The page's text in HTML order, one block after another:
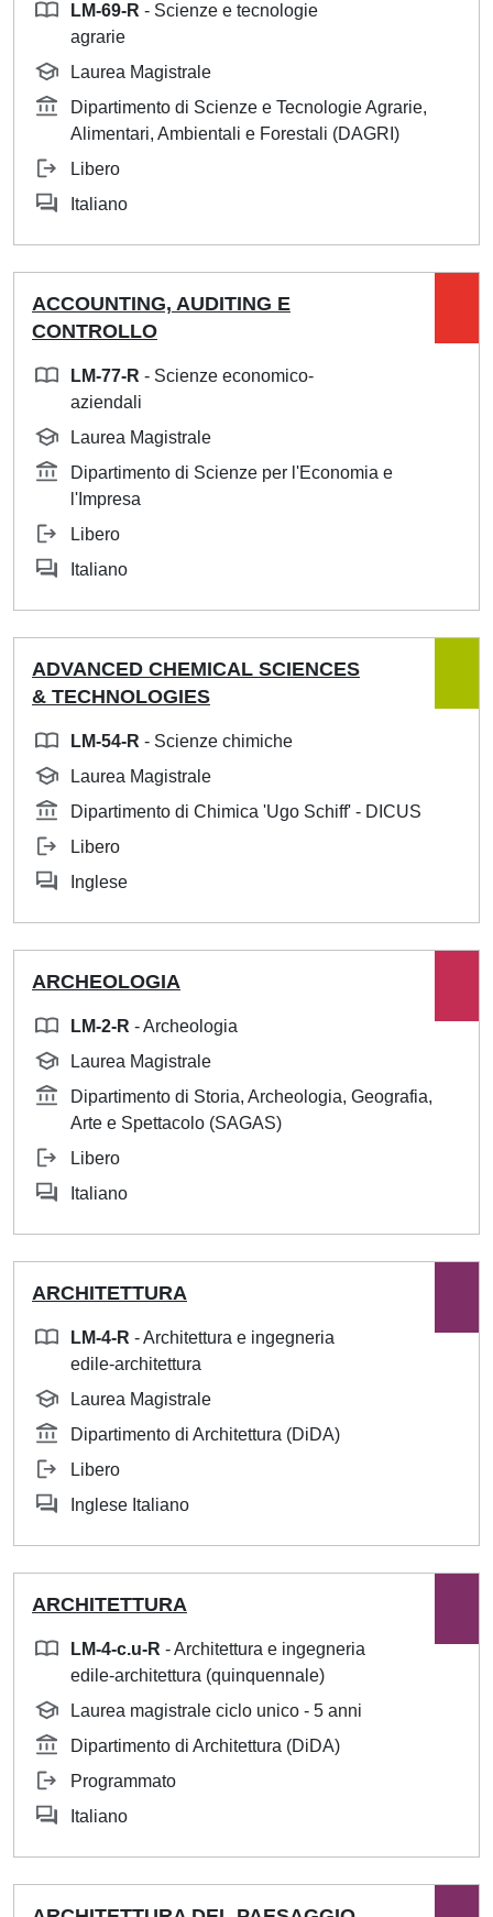
LM-69-R- Scienze e tecnologie
agrarie
Laurea Magistrale
Dipartimento di Scienze e Tecnologie Agrarie,
Alimentari, Ambientali e Forestali (DAGRI)
Libero
Italiano
ACCOUNTING, AUDITING E
CONTROLLO
LM-77-R- Scienze economico-
aziendali
Laurea Magistrale
Dipartimento di Scienze per l'Economia e
l'Impresa
Libero
Italiano
ADVANCED CHEMICAL SCIENCES
& TECHNOLOGIES
LM-54-R- Scienze chimiche
Laurea Magistrale
Dipartimento di Chimica 'Ugo Schiff' - DICUS
Libero
Inglese
ARCHEOLOGIA
LM-2-R- Archeologia
Laurea Magistrale
Dipartimento di Storia, Archeologia, Geografia,
Arte e Spettacolo (SAGAS)
Libero
Italiano
ARCHITETTURA
LM-4-R- Architettura e ingegneria
edile-architettura
Laurea Magistrale
Dipartimento di Architettura (DiDA)
Libero
Inglese Italiano
ARCHITETTURA
LM-4-c.u-R- Architettura e ingegneria
edile-architettura (quinquennale)
Laurea magistrale ciclo unico - 5 anni
Dipartimento di Architettura (DiDA)
Programmato
Italiano